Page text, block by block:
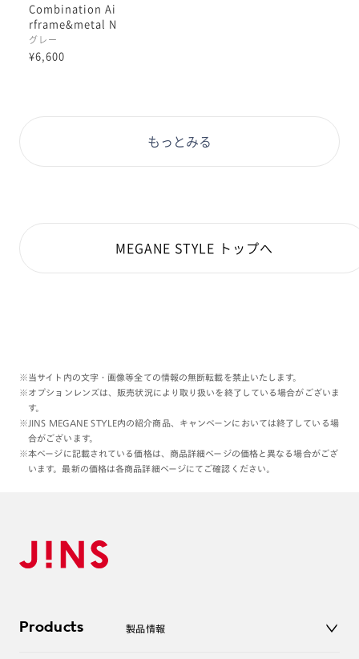
Combination Ai
rframe&metal N
UANCE
グレー
¥6,600
もっとみる
MEGANE STYLE トップへ
※当サイト内の文字・画像等全ての情報の無断転載を禁止いたします。
※オプションレンズは、販売状況により取り扱いを終了している場合がございま
す。
※JINS MEGANE STYLE内の紹介商品、キャンペーンにおいては終了している場
合がございます。
※本ページに記載されている価格は、商品詳細ページの価格と異なる場合がござ
います。最新の価格は各商品詳細ページにてご確認ください。
Products 製品情報